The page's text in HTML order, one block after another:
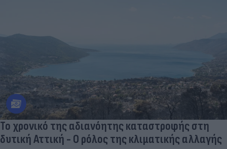
Το χρονικό της αδιανόητης καταστροφής στη
δυτική Αττική - Ο ρόλος της κλιματικής αλλαγής